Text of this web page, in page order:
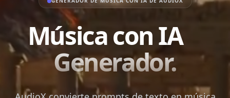
Música con IA
Generador.